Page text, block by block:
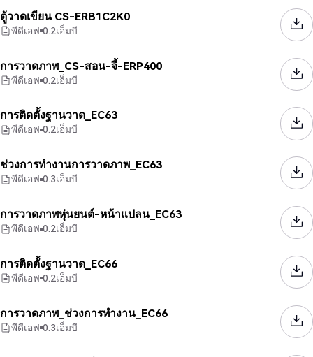
ตู้วาดเขียน CS-ERB1C2K0
พีดีเอฟ 0.2เอ็มบี
การวาดภาพ_CS-สอน-จี้-ERP400
พีดีเอฟ 0.2เอ็มบี
การติดตั้งฐานวาด_EC63
พีดีเอฟ 0.2เอ็มบี
ช่วงการทำงานการวาดภาพ_EC63
พีดีเอฟ 0.3เอ็มบี
การวาดภาพหุ่นยนต์-หน้าแปลน_EC63
พีดีเอฟ 0.2เอ็มบี
การติดตั้งฐานวาด_EC66
พีดีเอฟ 0.2เอ็มบี
การวาดภาพ_ช่วงการทำงาน_EC66
พีดีเอฟ 0.3เอ็มบี